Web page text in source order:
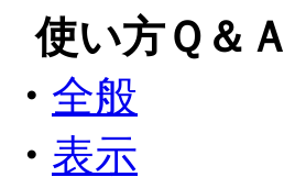
●使い方Ｑ＆Ａ
・ 全般
・ 表示